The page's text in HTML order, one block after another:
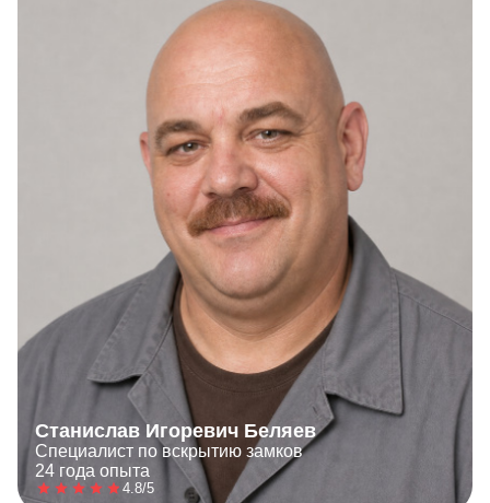
Станислав Игоревич Беляев
Специалист по вскрытию замков
24 года опыта
4.8/5